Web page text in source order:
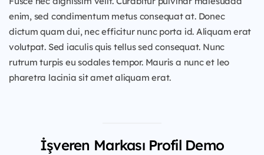
enim, sed condimentum metus consequat at. Donec
dictum quam dui, nec efficitur nunc porta id. Aliquam erat
volutpat. Sed iaculis quis tellus sed consequat. Nunc
rutrum turpis eu sodales tempor. Mauris a nunc et leo
pharetra lacinia sit amet aliquam erat.
İşveren Markası Profil Demo